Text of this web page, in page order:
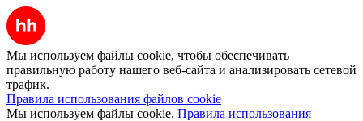
Мы используем файлы cookie, чтобы обеспечивать
правильную работу нашего веб-сайта и анализировать сетевой
трафик.
Правила использования файлов cookie
Мы используем файлы cookie. Правила использования